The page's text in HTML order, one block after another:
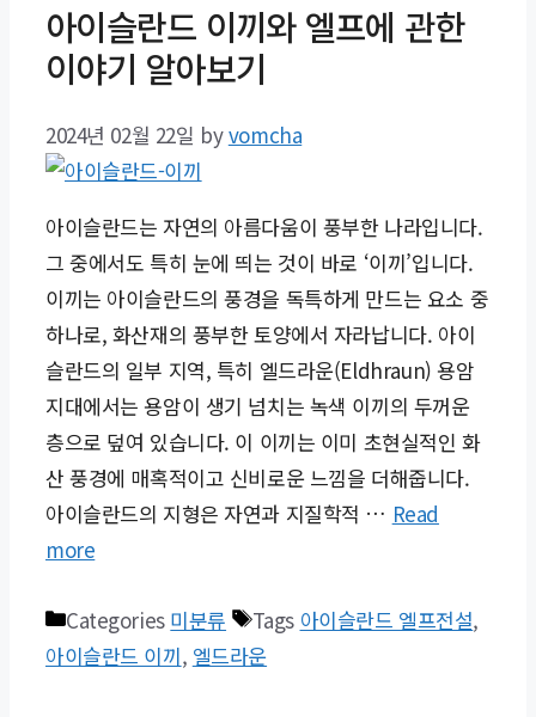
아이슬란드 이끼와 엘프에 관한
이야기 알아보기
2024년 02월 22일 byvomcha
아이슬란드는 자연의 아름다움이 풍부한 나라입니다.
그 중에서도 특히 눈에 띄는 것이 바로 ‘이끼’입니다.
이끼는 아이슬란드의 풍경을 독특하게 만드는 요소 중
하나로, 화산재의 풍부한 토양에서 자라납니다. 아이
슬란드의 일부 지역, 특히 엘드라운(Eldhraun) 용암
지대에서는 용암이 생기 넘치는 녹색 이끼의 두꺼운
층으로 덮여 있습니다. 이 이끼는 이미 초현실적인 화
산 풍경에 매혹적이고 신비로운 느낌을 더해줍니다.
아이슬란드의 지형은 자연과 지질학적 … Read
more
Categories 미분류 Tags 아이슬란드 엘프전설,
아이슬란드 이끼, 엘드라운